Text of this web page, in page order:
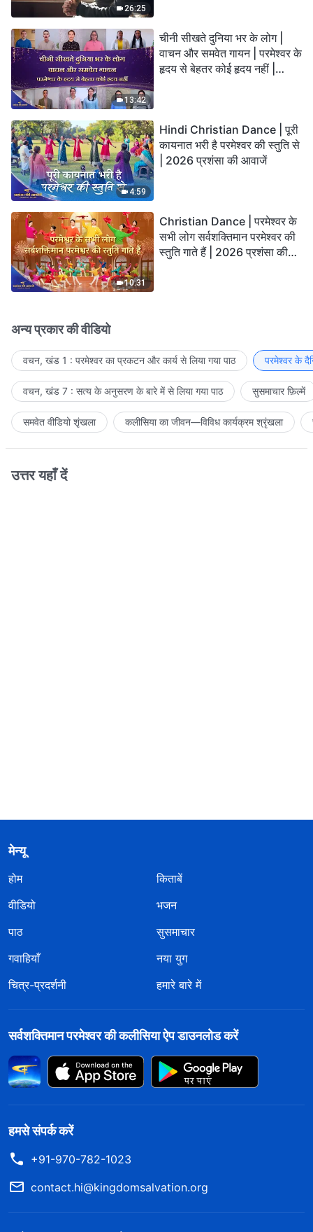
26:25
13:42
चीनी सीखते दुनिया भर के लोग |
वाचन और समवेत गायन | परमेश्वर के
हृदय से बेहतर कोई हृदय नहीं |
4:59
Hindi Christian Dance | पूरी
कायनात भरी है परमेश्वर की स्तुति से
| 2026 प्रशंसा की आवाजें
10:31
Christian Dance | परमेश्वर के
सभी लोग सर्वशक्तिमान परमेश्वर की
स्तुति गाते हैं | 2026 प्रशंसा की
अन्य प्रकार की वीडियो
वचन, खंड 1 : परमेश्वर का प्रकटन और कार्य से लिया गया पाठ परमेश्वर के
वचन, खंड 7 : सत्य के अनुसरण के बारे में से लिया गया पाठ सुसमाचार फ़िल्में
समवेत वीडियो शृंखला कलीसिया का जीवन—विविध कार्यक्रम श्रृंखला
उत्तर यहाँ दें
मेन्यू
होम
किताबें
वीडियो
भजन
पाठ
सुसमाचार
गवाहियाँ
नया युग
चित्र-प्रदर्शनी
हमारे बारे में
सर्वशक्तिमान परमेश्वर की कलीसिया ऐप डाउनलोड करें
हमसे संपर्क करें
+91-970-782-1023
contact.hi@kingdomsalvation.org